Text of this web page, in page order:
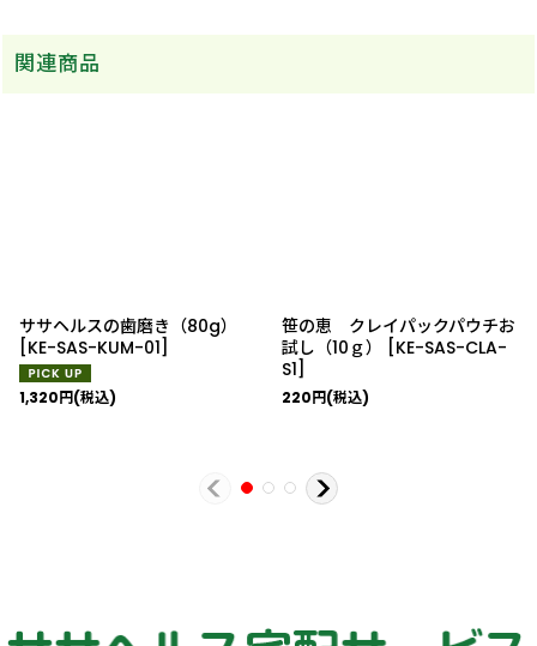
関連商品
ササヘルスの歯磨き（80g）
[KE-SAS-KUM-01]
1,320円(税込)
笹の恵 クレイパックパウチお
試し（10ｇ）
[KE-SAS-CLA-
S1]
220円(税込)